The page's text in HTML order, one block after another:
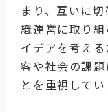
まり、互いに
織運営に取り
イデアを考え
客や社会の課
とを重視してい